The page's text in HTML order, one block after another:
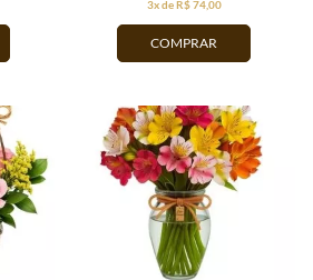
COMPRAR
3x de R$ 74,00